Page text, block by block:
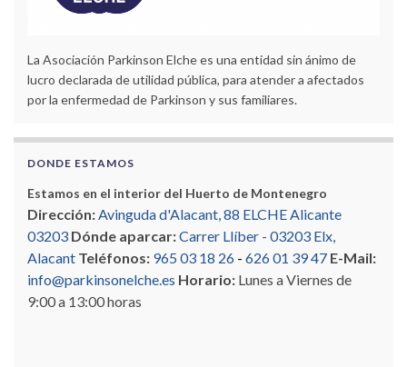
La Asociación Parkinson Elche es una entidad sin ánimo de
lucro declarada de utilidad pública, para atender a afectados
por la enfermedad de Parkinson y sus familiares.
DONDE ESTAMOS
Estamos en el interior del Huerto de Montenegro
Dirección:Avinguda d'Alacant, 88 ELCHE Alicante
03203 Dónde aparcar:Carrer Llíber - 03203 Elx,
Alacant Teléfonos: 965 03 18 26 - 626 01 39 47 E-Mail:
info@parkinsonelche.es Horario: Lunes a Viernes de
9:00 a 13:00 horas